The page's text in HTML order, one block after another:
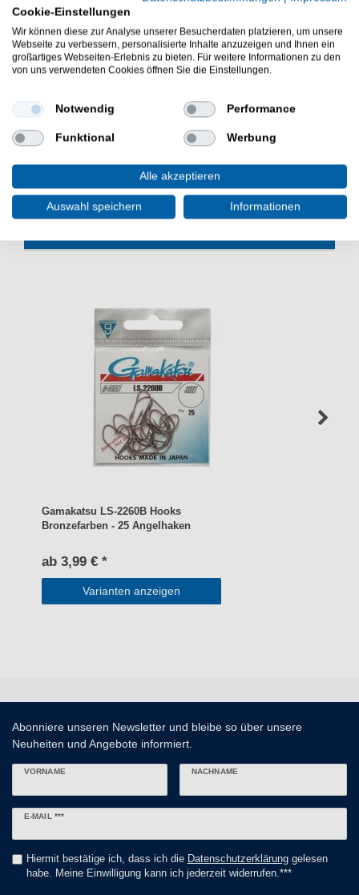
mit abgewinkeltem Hakenöhr
scharfe Hakenspitze
Hakenfarbe: NS Black
Lieferumfang: 13 Haken in eine gewählten Größe
Die Gamakatsu LS-3524F N/L New Label Eyed Hooks
Black 13 Angelhaken sind eine gute Wahl beim Fischen.
Gutes Angelzubehör für das Binden von Vorfächern.
Gamakatsu LS-2260B Hooks
Bronzefarben - 25 Angelhaken
ab 3,99 € *
Varianten anzeigen
Abonniere unseren Newsletter und bleibe so über unsere
Neuheiten und Angebote informiert.
VORNAME NACHNAME
E-MAIL ***
Newsletter
Hiermit bestätige ich, dass ich die Daten­schutz­erklärunggelesen
habe. Meine Einwilligung kann ich jederzeit widerrufen.***
Cookie-Einstellungen
Wir können diese zur Analyse unserer Besucherdaten platzieren, um unsere
Webseite zu verbessern, personalisierte Inhalte anzuzeigen und Ihnen ein
großartiges Webseiten-Erlebnis zu bieten. Für weitere Informationen zu den
von uns verwendeten Cookies öffnen Sie die Einstellungen.
Notwendig Performance
Funktional Werbung
Alle akzeptieren
Auswahl speichern Informationen